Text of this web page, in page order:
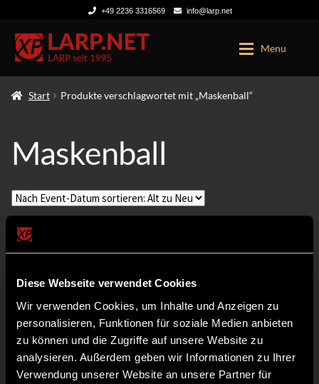
Diese Webseite verwendet Cookies
Wir verwenden Cookies, um Inhalte und Anzeigen zu
personalisieren, Funktionen für soziale Medien anbieten
zu können und die Zugriffe auf unsere Website zu
analysieren. Außerdem geben wir Informationen zu Ihrer
Verwendung unserer Website an unsere Partner für
+49 2236 3316569 info@larp.net
Zur
Navigation
springen
Zum
Inhalt
springen
Menu
LARP TICKETS
Start Produkte verschlagwortet mit „Maskenball“
Maskenball